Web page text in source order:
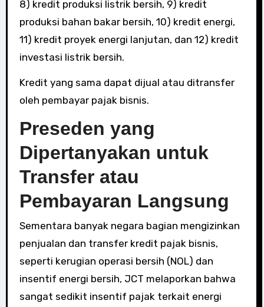
8) kredit produksi listrik bersih, 9) kredit
produksi bahan bakar bersih, 10) kredit energi,
11) kredit proyek energi lanjutan, dan 12) kredit
investasi listrik bersih.
Kredit yang sama dapat dijual atau ditransfer
oleh pembayar pajak bisnis.
Preseden yang
Dipertanyakan untuk
Transfer atau
Pembayaran Langsung
Sementara banyak negara bagian mengizinkan
penjualan dan transfer kredit pajak bisnis,
seperti kerugian operasi bersih (NOL) dan
insentif energi bersih, JCT melaporkan bahwa
sangat sedikit insentif pajak terkait energi